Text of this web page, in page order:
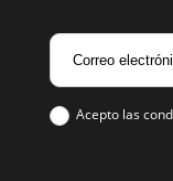
Acepto las